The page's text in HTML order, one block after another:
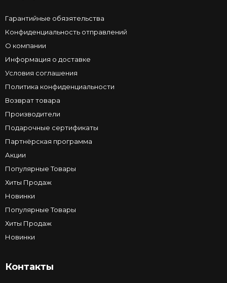
Гарантийные обязятельства
Конфиденциальность отправлений
О компании
Информация о доставке
Условия соглашения
Политика конфиденциальности
Возврат товара
Производители
Подарочные сертификаты
Партнёрская программа
Акции
Популярные Товары
Хиты Продаж
Новинки
Популярные Товары
Хиты Продаж
Новинки
Контакты